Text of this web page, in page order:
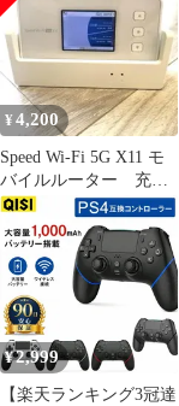
¥ 4,200
Speed Wi-Fi 5G X11 モ
バイルルーター 充電
クレードル付き
¥2,999
【楽天ランキング3冠達